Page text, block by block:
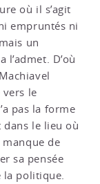
où il s’agit
empruntés ni
un
D’où
le
pas la forme
dans le lieu où
manque de
sa pensée
la politique.